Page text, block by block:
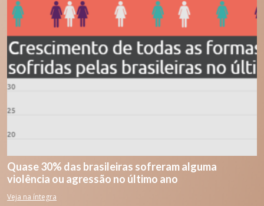
Quase 30% das brasileiras sofreram alguma
violência ou agressão no último ano
Veja na íntegra